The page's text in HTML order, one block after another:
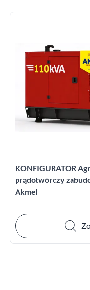
KONFIGURATOR
prądotwórczy
Akmel